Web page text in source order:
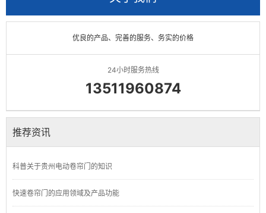
优良的产品、完善的服务、务实的价格
24小时服务热线
13511960874
推荐资讯
科普关于贵州电动卷帘门的知识
快速卷帘门的应用领域及产品功能